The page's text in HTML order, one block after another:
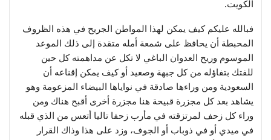
الكويت.
فبالله عليكم كيف يمكن لهذا المواطن الجريح في هذه الظروف
المحبطة أن يحافظ على شمعة أمله متقدة إلى ذلك الموعد
الموسوم وريح العدوان الباغي لا تكل عن مداهمته كل حين
للفتك بتفاؤله من كل جبهة وصعيد أو كيف يمكن إقناعه أن
السعودية ومن وراءها صادقة في نواياها البيضاء المزعومة وهو
يشاهد بعد كل مجزرة قبيحة هنا مجزرة أخرى أقبح هناك ومن
وراء كل زحف لمرتزقته في مأرب زحفا تاليا أتعس من الذي قبله
في ميدي أو في ذوباب أو الجوف، وزد على هذا وذاك القرار